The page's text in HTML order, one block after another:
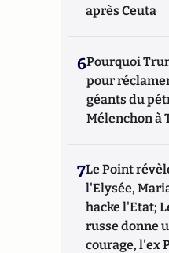
après Ceuta
6Pourquoi
pour
géants du
Mélenchon à
7Le Point
l'Elysée,
hacke l'Etat;
russe donne
courage, l'ex